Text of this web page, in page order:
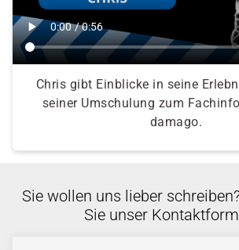
Chris gibt Einblicke in seine
seiner Umschulung zum
damago.
Sie wollen uns lieber
Sie unser